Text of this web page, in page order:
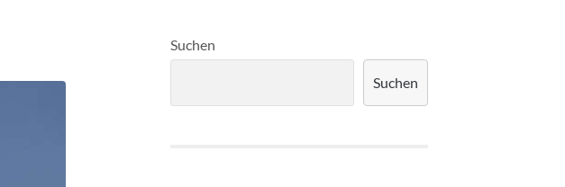
Suchen
Suchen